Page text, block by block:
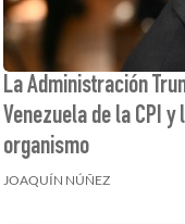
La Administración
Venezuela de la CPI
organismo
JOAQUÍN NÚÑEZ